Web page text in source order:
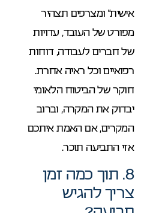
אישית” ומצרפים תצהיר
מפורט של העובד, עדויות
של חברים לעבודה, דוחות
רפואיים וכל ראיה אחרת.
חוקר של הביטוח הלאומי
יבדוק את המקרה, וברוב
המקרים, אם האמת איתכם
אזי התביעה תוכר.
8. תוך כמה זמן
צריך להגיש